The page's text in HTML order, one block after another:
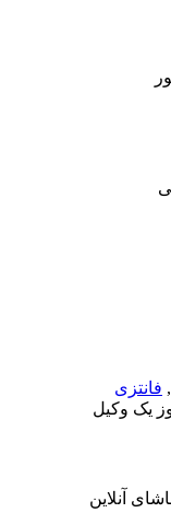
, فانتزی